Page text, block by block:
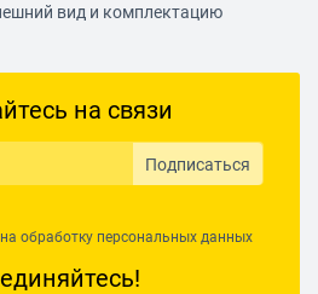
вид и комплектацию
на связи
Подписаться
обработку персональных данных